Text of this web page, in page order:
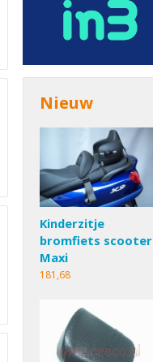
Nieuw
Kinderzitje
bromfiets scooter
Maxi
181,68